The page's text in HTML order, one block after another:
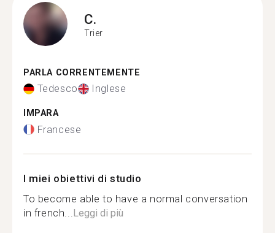
C.
Trier
PARLA CORRENTEMENTE
Tedesco Inglese
IMPARA
Francese
I miei obiettivi di studio
To become able to have a normal conversation
in french... Leggi di più